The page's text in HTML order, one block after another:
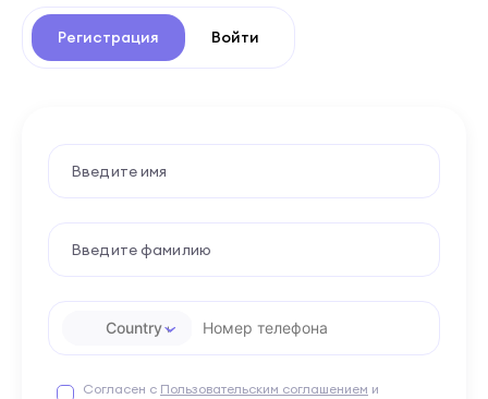
Регистрация Войти
Согласен с Пользовательским соглашением и